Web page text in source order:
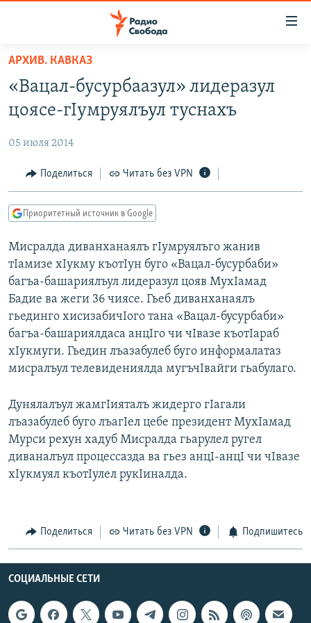
упрощенного
доступа
основному
Вернутся
главной
навигации
Вернутся
поиску
ПРОГРАММЫ
ПОДКАСТЫ
АВТОРСКИЕ ПРОЕКТЫ
ЦИТАТЫ СВОБОДЫ
МНЕНИЯ
IDEL.РЕАЛИИ
КАВКАЗ.РЕАЛИИ
СЕВЕР.РЕАЛИИ
СИБИРЬ.РЕАЛИИ
РАСПИСАНИЕ ВЕЩАНИЯ
ПОДПИШИТЕСЬ НА РАССЫЛКУ
Все сайты РСЕ/РС
АРХИВ. КАВКАЗ
«Вацал-бусурбаазул» лидеразул
цоясе-гIумруялъул туснахъ
05 июля 2014
Поделиться Читать без VPN
Приоритетный источник в Google
Мисралда диванханаялъ гIумруялъго жанив
тIамизе хIукму къотIун буго «Вацал-бусурбаби»
багъа-башариялъул лидеразул цояв МухIамад
Бадие ва жеги 36 чиясе. Гьеб диванханаялъ
гьединго хисизабичIого тана «Вацал-бусурбаби»
багъа-башариялдаса анцIго чи чIвазе къотIараб
хIукмуги. Гьедин лъазабулеб буго информалатаз
мисралъул телевидениялда мугъчIвайги гьабулаго.
Дунялалъул жамгIияталъ жидерго гIагали
лъазабулеб буго лъагIел цебе президент МухIамад
Мурси рехун хадуб Мисралда гьарулел ругел
диваналъул процессазда ва гьез анцI-анцI чи чIвазе
хIукмуял къотIулел рукIиналда.
Поделиться Читать без VPN Подпишитесь
СОЦИАЛЬНЫЕ СЕТИ